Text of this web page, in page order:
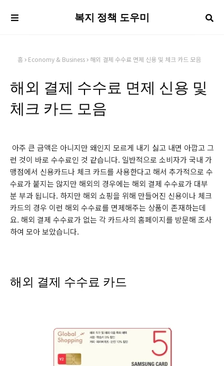
복지 정책 도우미
홈 Economy & Business 해외 결제 수수료 면제 신용 및 체크 카드 모음
해외 결제 수수료 면제 신용 및
체크 카드 모음
아주 큰 금액은 아니지만 왜인지 모르게 내기 싫고 내면 아깝고 그
런 것이 바로 수수료인 것 같습니다. 일반적으로 소비자가 국내 가
맹점에서 신용카드나 체크 카드를 사용한다고 해서 추가적으로 수
수료가 붙지는 않지만 해외의 경우에는 해외 결제 수수료가 대부
분 부과 됩니다. 하지만 해외 쇼핑을 위해 만들어진 신용이나 체크
카드의 경우 이런 해외 수수료를 면제해주는 상품이 존재하는데
요. 해외 결제 수수료가 없는 각 카드사의 홈페이지를 방문해 조사
하여 모아 보았습니다.
해외 결제 수수료 카드